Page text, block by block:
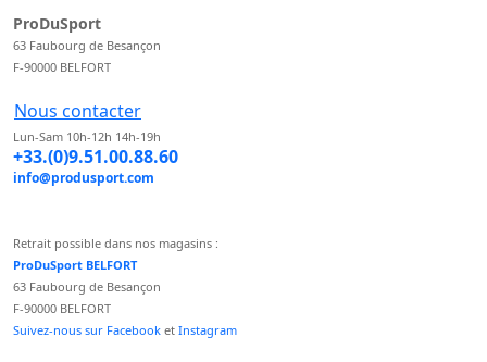
ProDuSport
63 Faubourg de Besançon
F-90000 BELFORT
Nous contacter
Lun-Sam 10h-12h 14h-19h
+33.(0)9.51.00.88.60
info@produsport.com
Retrait possible dans nos magasins :
ProDuSport BELFORT
63 Faubourg de Besançon
F-90000 BELFORT
Suivez-nous sur Facebook et Instagram